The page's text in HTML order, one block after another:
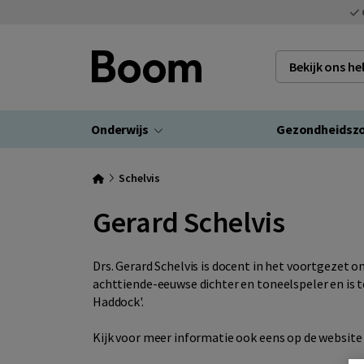
Bekijk ons
Onderwijs
Schelvis
Gerard Schelvis
Drs. Gerard Schelvis is docent in het voortgezet
achttiende-eeuwse dichter en toneelspeler en is
Haddock'.
Kijk voor meer informatie ook eens op de website